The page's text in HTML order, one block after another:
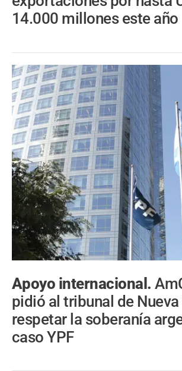
14.000 millones este año
Apoyo internacional.
pidió al tribunal de Nueva
respetar la soberanía
caso YPF